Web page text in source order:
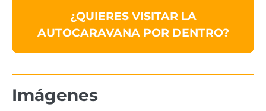
¿QUIERES VISITAR LA
AUTOCARAVANA POR DENTRO?
Imágenes